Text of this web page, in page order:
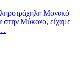
Μονακό
στην Μύκονο, είχαμε